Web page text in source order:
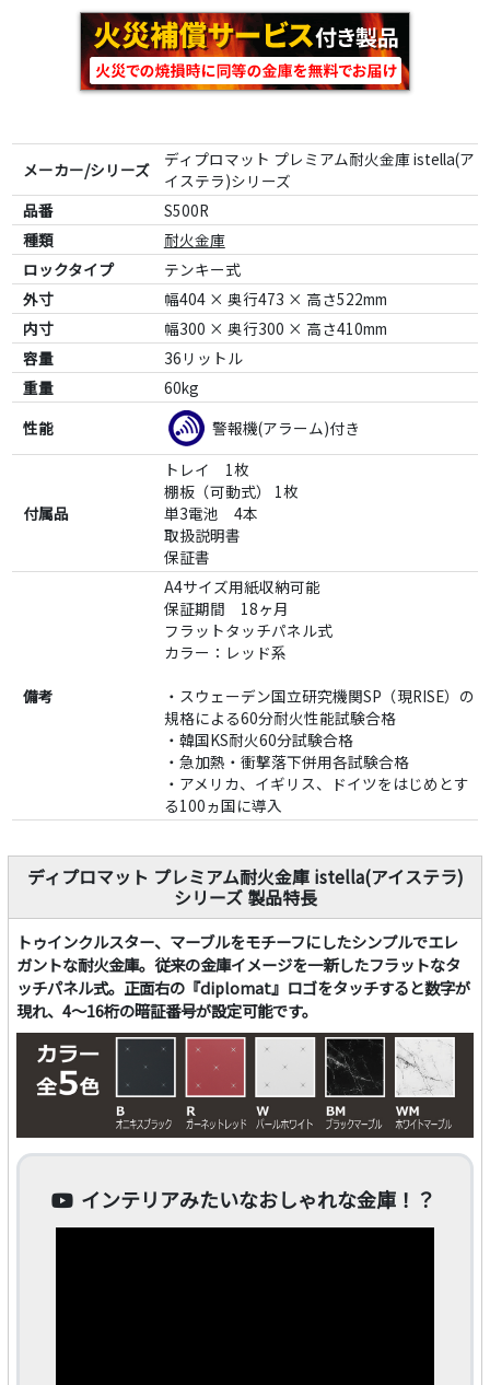
メーカー/シリーズ
ディプロマット プレミアム耐火金庫 istella(ア
イステラ)シリーズ
品番
S500R
種類
耐火金庫
ロックタイプ
テンキー式
外寸
幅404 × 奥行473 × 高さ522mm
内寸
幅300 × 奥行300 × 高さ410mm
容量
36リットル
重量
60kg
性能
警報機(アラーム)付き
付属品
トレイ 1枚
棚板（可動式） 1枚
単3電池 4本
取扱説明書
保証書
備考
A4サイズ用紙収納可能
保証期間 18ヶ月
フラットタッチパネル式
カラー：レッド系
・スウェーデン国立研究機関SP（現RISE）の
規格による60分耐火性能試験合格
・韓国KS耐火60分試験合格
・急加熱・衝撃落下併用各試験合格
・アメリカ、イギリス、ドイツをはじめとす
る100ヵ国に導入
ディプロマット プレミアム耐火金庫 istella(アイステラ)
シリーズ 製品特長
トゥインクルスター、マーブルをモチーフにしたシンプルでエレ
ガントな耐火金庫。従来の金庫イメージを一新したフラットなタ
ッチパネル式。正面右の『diplomat』ロゴをタッチすると数字が
現れ、4～16桁の暗証番号が設定可能です。
インテリアみたいなおしゃれな金庫！？